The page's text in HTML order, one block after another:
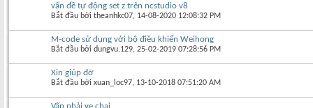
vấn đề tự động set z trên ncstudio v8
Bắt đầu bởi theanhkc07‎, 14-08-2020 12:08:32 PM
M-code sử dụng với bộ điều khiển Weihong
Bắt đầu bởi dungvu.129‎, 25-02-2019 07:28:56 PM
Xin giúp đỡ
Bắt đầu bởi xuan_loc97‎, 13-10-2018 07:51:20 AM
Vấp phải ve chai